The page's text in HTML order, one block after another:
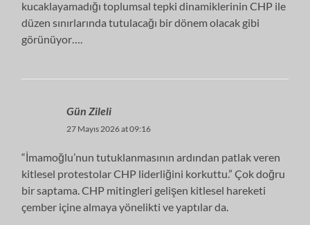
kucaklayamadığı toplumsal tepki dinamiklerinin CHP ile
düzen sınırlarında tutulacağı bir dönem olacak gibi
görünüyor….
Gün Zileli
27 Mayıs 2026 at 09:16
“İmamoğlu’nun tutuklanmasının ardından patlak veren
kitlesel protestolar CHP liderliğini korkuttu.” Çok doğru
bir saptama. CHP mitingleri gelişen kitlesel hareketi
çember içine almaya yönelikti ve yaptılar da.